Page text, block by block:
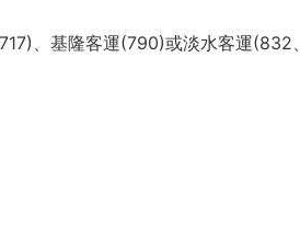
、基隆客運(790)或淡水客運(832、